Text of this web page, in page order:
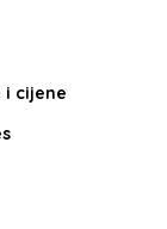
i cijene